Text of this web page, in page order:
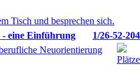
- eine Einführung
1/26-52-204
Neuorientierung